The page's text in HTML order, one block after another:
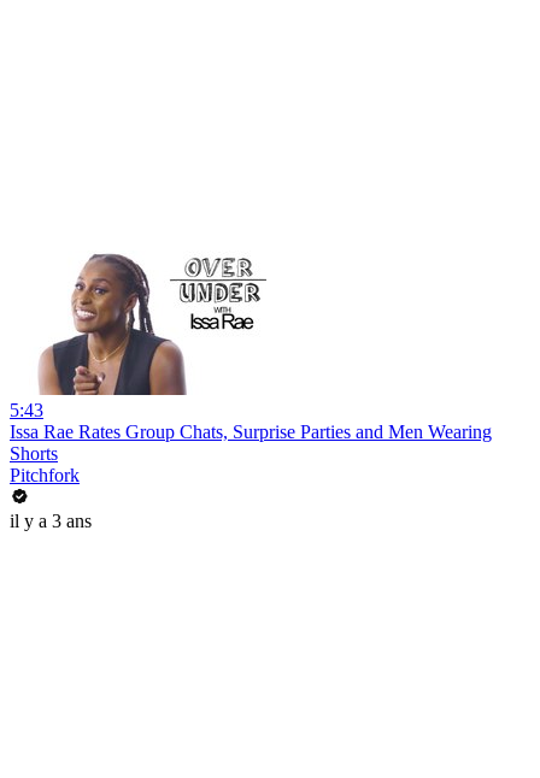
5:43
Issa Rae Rates Group Chats, Surprise Parties and Men Wearing
Shorts
Pitchfork
il y a 3 ans